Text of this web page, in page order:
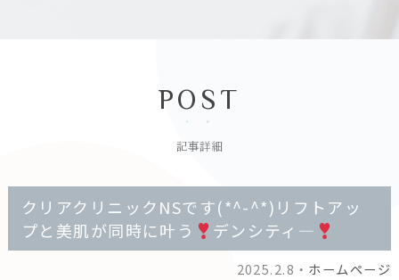
POST
記事詳細
クリアクリニックNSです(*^-^*)リフトアッ
プと美肌が同時に叶う
デンシティ―
2025.2.8・ ホームページ